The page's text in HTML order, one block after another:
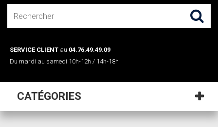
SERVICE CLIENT au 04.76.49.49.09
Du mardi au samedi 10h-12h / 14h-18h
CATÉGORIES